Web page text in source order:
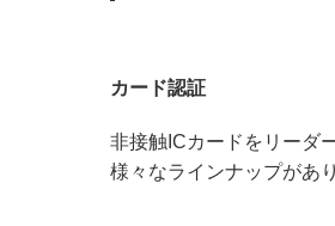
カード認証
非接触ICカードをリーダ
様々なラインナップがあ